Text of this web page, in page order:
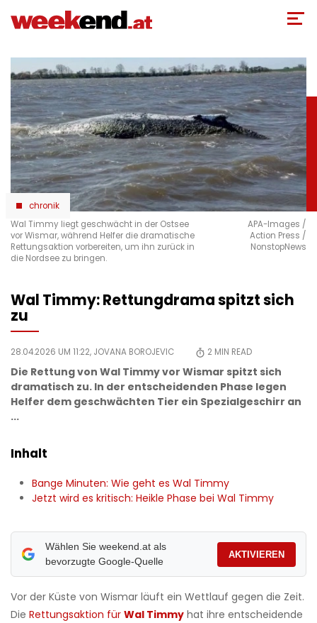
zum
chronik
Wal Timmy liegt geschwächt in der Ostsee
vor Wismar, während Helfer die dramatische
Rettungsaktion vorbereiten, um ihn zurück in
die Nordsee zu bringen.
APA-Images /
Action Press /
NonstopNews
Wal Timmy: Rettungdrama spitzt sich
zu
28.04.2026 UM 11:22, JOVANA BOROJEVIC 2 MIN READ
Die Rettung von Wal Timmy vor Wismar spitzt sich
dramatisch zu. In der entscheidenden Phase legen
Helfer dem geschwächten Tier ein Spezialgeschirr an
...
Inhalt
Bange Minuten: Wie geht es Wal Timmy
Jetzt wird es kritisch: Heikle Phase bei Wal Timmy
Wählen Sie weekend.at als
bevorzugte Google-Quelle
AKTIVIEREN
Vor der Küste von Wismar läuft ein Wettlauf gegen die Zeit.
Die Rettungsaktion für Wal Timmy hat ihre entscheidende